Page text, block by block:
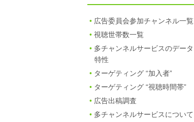
広告委員会参加チャンネル一覧
視聴世帯数一覧
多チャンネルサービスのデータ
特性
ターゲティング “加入者”
ターゲティング “視聴時間帯”
広告出稿調査
多チャンネルサービスについて